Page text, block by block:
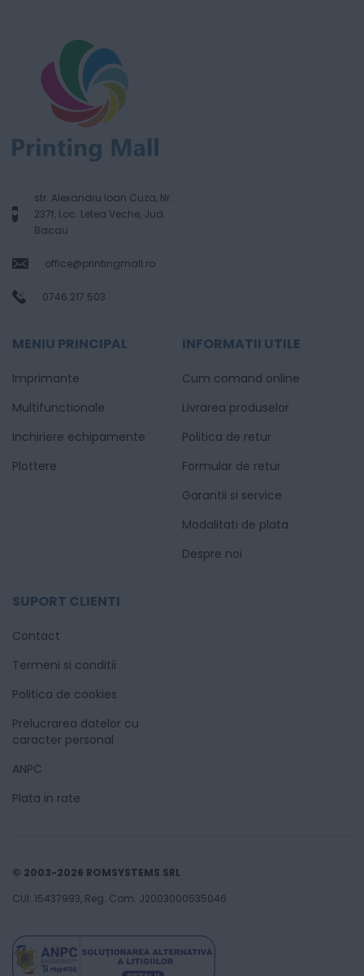
str. Alexandru Ioan Cuza, Nr.
237f, Loc. Letea Veche, Jud.
Bacau
office@printingmall.ro
0746.217.503
MENIU PRINCIPAL
Imprimante
Multifunctionale
Inchiriere echipamente
Plottere
INFORMATII UTILE
Cum comand online
Livrarea produselor
Politica de retur
Formular de retur
Garantii si service
Modalitati de plata
Despre noi
SUPORT CLIENTI
Contact
Termeni si conditii
Politica de cookies
Prelucrarea datelor cu
caracter personal
ANPC
Plata in rate
© 2003-2026 ROMSYSTEMS SRL
CUI: 15437993, Reg. Com. J2003000535046